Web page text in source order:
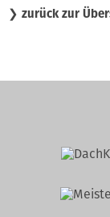
❯ zurück zur